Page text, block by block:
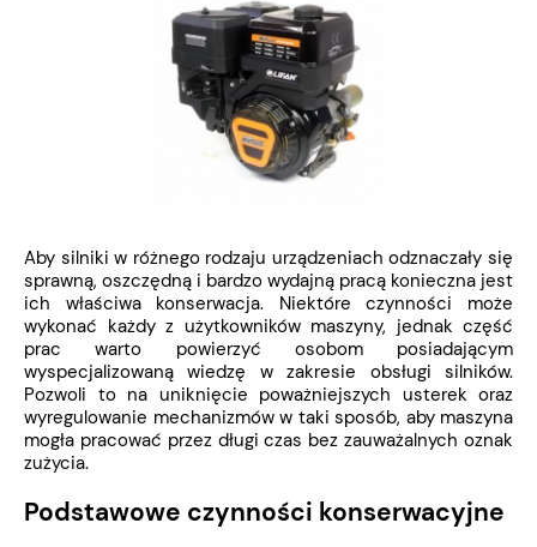
Aby silniki w różnego rodzaju urządzeniach odznaczały się
sprawną, oszczędną i bardzo wydajną pracą konieczna jest
ich właściwa konserwacja. Niektóre czynności może
wykonać każdy z użytkowników maszyny, jednak część
prac warto powierzyć osobom posiadającym
wyspecjalizowaną wiedzę w zakresie obsługi silników.
Pozwoli to na uniknięcie poważniejszych usterek oraz
wyregulowanie mechanizmów w taki sposób, aby maszyna
mogła pracować przez długi czas bez zauważalnych oznak
zużycia.
Podstawowe czynności konserwacyjne